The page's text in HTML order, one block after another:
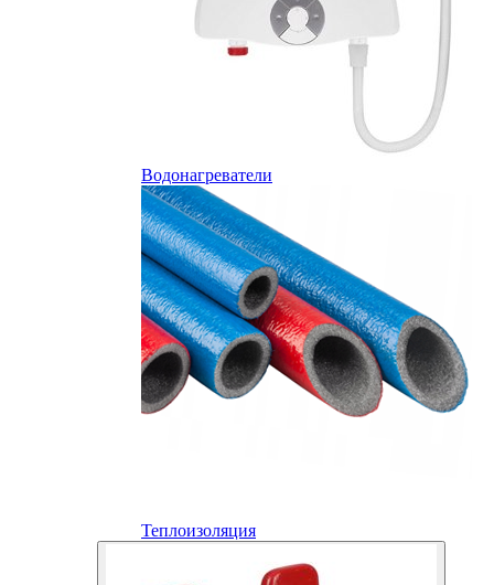
Водонагреватели
Теплоизоляция